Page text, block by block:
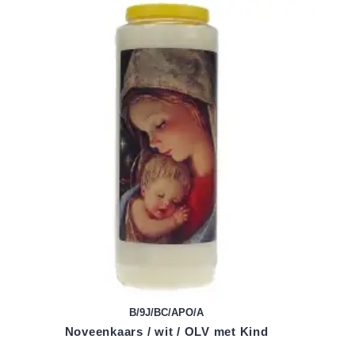
B/9J/BC/APO/A
Noveenkaars / wit / OLV met Kind